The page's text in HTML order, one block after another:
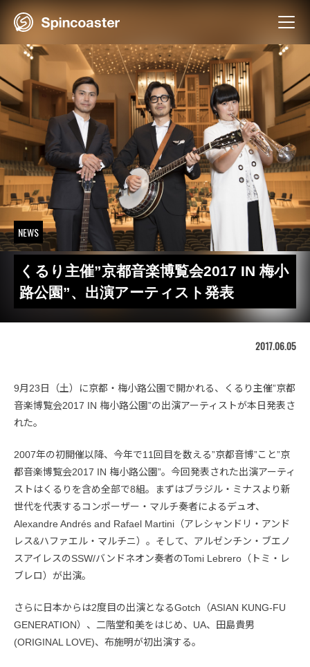
Skip
NEWS
くるり主催”京都音楽博覧会2017 IN 梅小
路公園”、出演アーティスト発表
2017.06.05
9月23日（土）に京都・梅小路公園で開かれる、くるり主催”京都
音楽博覧会2017 IN 梅小路公園”の出演アーティストが本日発表さ
れた。
2007年の初開催以降、今年で11回目を数える”京都音博”こと”京
都音楽博覧会2017 IN 梅小路公園”。今回発表された出演アーティ
ストはくるりを含め全部で8組。まずはブラジル・ミナスより新
世代を代表するコンポーザー・マルチ奏者によるデュオ、
Alexandre Andrés and Rafael Martini（アレシャンドリ・アンド
レス&ハファエル・マルチニ）。そして、アルゼンチン・ブエノ
スアイレスのSSW/バンドネオン奏者のTomi Lebrero（トミ・レ
ブレロ）が出演。
さらに日本からは2度目の出演となるGotch（ASIAN KUNG-FU
GENERATION）、二階堂和美をはじめ、UA、田島貴男
(ORIGINAL LOVE)、布施明が初出演する。